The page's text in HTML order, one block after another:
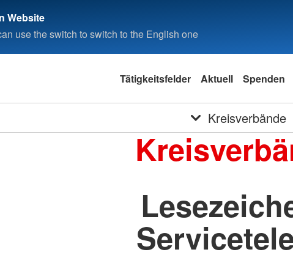
Website
use the switch to switch to the English one
Tätigkeitsfelder Aktuell Spenden
Kreisverbände